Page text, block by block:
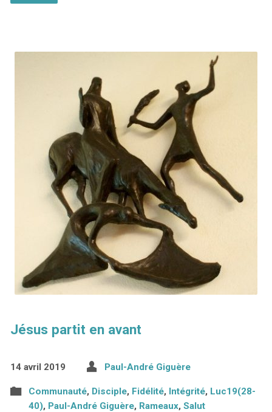
Jésus partit en avant
14 avril 2019 Paul-André Giguère
Communauté, Disciple, Fidélité, Intégrité, Luc19(28-
40), Paul-André Giguère, Rameaux, Salut